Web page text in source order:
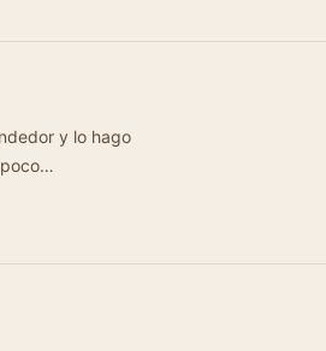
funcionar, pero no enciende. Me sorprende, porque hace poco…